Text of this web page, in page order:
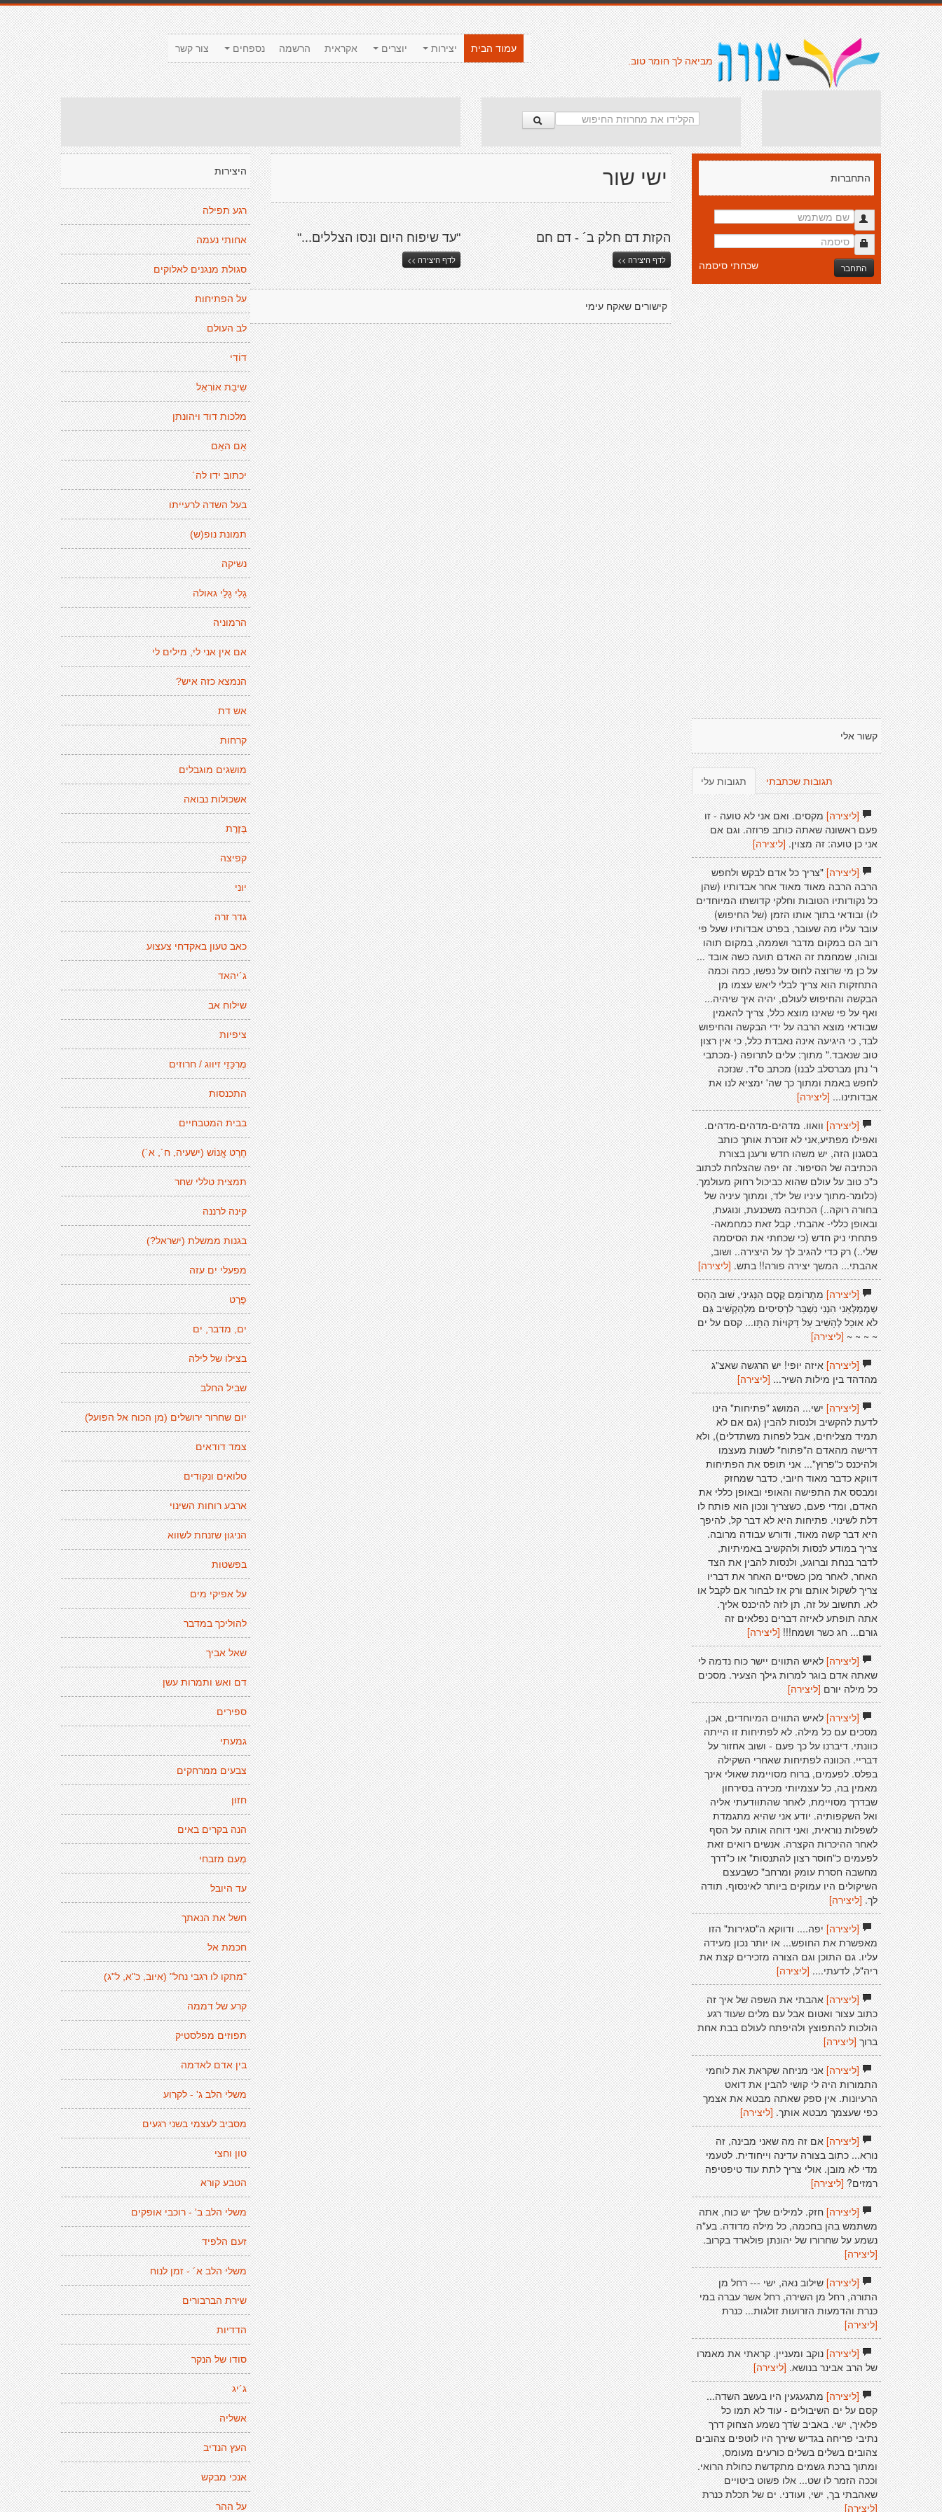
צור קשר נספחים הרשמה אקראית יוצרים יצירות
עמוד הבית
מביאה לך חומר טוב.
היצירות
רגע תפילה
אחותי נעמה
סגולת מנגנים לאלוקים
על הפתיחות
לב העולם
דוֹדִי
שִיבַת אוֹרְאֵל
מלכות דוד ויהונתן
אֵם האֵם
יכתוב ידו לה´
בעל השדה לרעייתו
תמונת נופ(ש)
נשיקה
גָלִי גָלֵי גאולה
הרמוניה
אם אין אני לי, מילים לי
הנמצא כזה איש?
אש דת
קרחות
מושגים מוגבלים
אשכולות נבואה
בְּזֶרֶת
קפיצה
יוני
גדר זרה
כאב טעון באקדחי צעצוע
ג´יהאד
שילוח אב
ציפיות
מֶרְכַּזֵי זיווג / חרוזים
התכנסות
בבית המטבחיים
חֶרֶט אֱנוֹש (ישעיה, ח´, א´)
תמצית טללי שחר
קינה לרננה
בגנות ממשלת (ישראל?)
מפעלי ים עזה
פֶּרֶט
ים, מדבר, ים
בצילו של לילה
שביל החלב
יום שחרור ירושלים (מן הכוח אל הפועל)
צמד דודאים
טלואים ונקודים
ארבע רוחות השינוי
הניגון שזנחת לשווא
בפשטות
על אפיקי מים
להוליכך במדבר
שאל אביך
דם ואש ותמרות עשן
ספירים
גמעתי
צבעים ממרחקים
חזון
הנה בקרים באים
מְעִם מזבחי
עד היובל
חשל את הנאתך
חכמת אל
"מתקו לו רגבי נחל" (איוב, כ"א, ל"ג)
קרע של דממה
תפוזים מפלסטיק
בין אדם לאדמה
משלי הלב ג' - לקרוע
מסביב לעצמי בשני רגעים
טון וחצי
הטבע קורא
משלי הלב ב' - רוכבי אופקים
זעם הלפיד
משלי הלב א´ - זמן לנוח
שירת הברבורים
הדדיות
סודו של הנקר
ג´יג
אשליה
העץ הנדיב
אנכי מבקש
על ההר
ישי שור
"עד שיפוח היום ונסו הצללים..."
לדף היצירה >>
הקזת דם חלק ב´ - דם חם
לדף היצירה >>
קישורים שאקח עימי
התחברות
התחבר שכחתי סיסמה
קשור אלי
תגובות עלי תגובות שכתבתי
[ליצירה]מקסים. ואם אני לא טועה - זו
פעם ראשונה שאתה כותב פרוזה. וגם אם
אני כן טועה: זה מצוין. [ליצירה]
[ליצירה]"צריך כל אדם לבקש ולחפש
הרבה הרבה מאוד מאוד אחר אבדותיו (שהן
כל נקודותיו הטובות וחלקי קדושתו המיוחדים
לו) ובודאי בתוך אותו הזמן (של החיפוש)
עובר עליו מה שעובר, בפרט אבדותיו שעל פי
רוב הם במקום מדבר ושממה, במקום תוהו
ובוהו, שמחמת זה האדם תועה כשה אובד ...
על כן מי שרוצה לחוס על נפשו, כמה וכמה
התחזקות הוא צריך לבלי ליאש עצמו מן
הבקשה והחיפוש לעולם, יהיה איך שיהיה...
ואף על פי שאינו מוצא כלל, צריך להאמין
שבודאי מוצא הרבה על ידי הבקשה והחיפוש
לבד, כי היגיעה אינה נאבדת כלל, כי אין רצון
טוב שנאבד." מתוך: עלים לתרופה (-מכתבי
ר' נתן מברסלב לבנו) מכתב ס"ד. שנזכה
לחפש באמת ומתוך כך שה' ימציא לנו את
אבדותינו...[ליצירה]
[ליצירה]וואוו. מדהים-מדהים-מדהים.
ואפילו מפתיע,אני לא זוכרת אותך כותב
בסגנון הזה, יש משהו חדש ורענן בצורת
הכתיבה של הסיפור. זה יפה שהצלחת לכתוב
כ"כ טוב על עולם שהוא כביכול רחוק מעולמך.
(כלומר-מתוך עיניו של ילד, ומתוך עיניה של
בחורה רוקה..) הכתיבה משכנעת, ונוגעת,
ובאופן כללי- אהבתי. קבל זאת כמחמאה-
פתחתי ניק חדש (כי שכחתי את הסיסמה
שלי..) רק כדי להגיב לך על היצירה.. ושוב,
אהבתי... המשך יצירה פורה!! בתש. [ליצירה]
[ליצירה]מִתְרוֹמֵם קֶסֶם הַנְּגִינִי, שׁוּב הַהַס
שְמְמַלְּאֵנִי הִנְנִי נִשְׁבַּר לִרְסִיסִים מִלְהַקְשִׁיב גַּם
לֹא אוּכַל לְהָשִׁיב עַל דַּקּוּיוֹת הַתָּו... קסם על ים
~ ~ ~ ~[ליצירה]
[ליצירה]איזה יופי! יש הרגשה שאצ"ג
מהדהד בין מילות השיר... [ליצירה]
[ליצירה]ישי... המושג "פתיחות" הינו
לדעת להקשיב ולנסות להבין (גם אם לא
תמיד מצליחים, אבל לפחות משתדלים), ולא
דרישה מהאדם ה"פתוח" לשנות מעצמו
ולהיכנס כ"פרוץ"... אני תופס את הפתיחות
דווקא כדבר מאוד חיובי, כדבר שמחזק
ומבסס את התפישה והאופי ובאופן כללי את
האדם, ומדי פעם, כשצריך ונכון הוא פותח לו
דלת לשינוי. פתיחות היא לא דבר קל, להיפך
היא דבר קשה מאוד, ודורש עבודה מרובה.
צריך במודע לנסות ולהקשיב באמיתיות,
לדבר בנחת וברוגע, ולנסות להבין את הצד
האחר, לאחר מכן כשסיים האחר את דבריו
צריך לשקול אותם ורק אז לבחור אם לקבל או
לא. תחשוב על זה, תן לזה להיכנס אליך.
אתה תופתע לאיזה דברים נפלאים זה
גורם... חג כשר ושמח!!![ליצירה]
[ליצירה]לאיש התווים יישר כוח נדמה לי
שאתה אדם בוגר למרות גילך הצעיר. מסכים
כל מילה יורם [ליצירה]
[ליצירה]לאיש התווים המיוחדים, אכן,
מסכים עם כל מילה. לא לפתיחות זו הייתה
כוונתי. דיברנו על כך פעם - ושוב אחזור על
דבריי. הכוונה לפתיחות שאחרי השקילה
בפלס. לפעמים, ברוח מסויימת שאולי אינך
מאמין בה, כל עצמיותי מכירה בסירחון
שבדרך מסויימת, לאחר שהתוודעתי אליה
ואל השקפותיה. יודע אני שהיא מתגמדת
לשפלות נוראית, ואני דוחה אותה על הסף
לאחר ההיכרות הקצרה. אנשים רואים זאת
לפעמים כ"חוסר רצון להתנסות" או כ"דרך
מחשבה חסרת עומק ומרחב" כשבעצם
השיקולים היו עמוקים ביותר לאינסוף. תודה
לך.[ליצירה]
[ליצירה]יפה.... ודווקא ה"סגירות" הזו
מאפשרת את החופש... או יותר נכון מעידה
עליו. גם התוכן וגם הצורה מזכירים קצת את
ריה"ל, לדעתי.... [ליצירה]
[ליצירה]אהבתי את השפה של איך זה
כתוב עצור ואטום אבל עם מלים שעוד רגע
הולכות להתפוצץ ולהיפתח לעולם בבת אחת
ברוך [ליצירה]
[ליצירה]אני מניחה שקראת את לוחמי
התמורות היה לי קושי להבין את דואט
הרעיונות. אין ספק שאתה מבטא את אצמך
כפי שעצמך מבטא אותך.[ליצירה]
[ליצירה]אם זה מה שאני מבינה, זה
נורא... כתוב בצורה עדינה וייחודית. לטעמי
מדי לא מובן. אולי צריך לתת עוד טיפטיפה
רמזים? [ליצירה]
[ליצירה]חזק. למילים שלך יש כוח, אתה
משתמש בהן בחכמה, כל מילה מדודה. בע"ה
נשמע על שחרורו של יהונתן פולארד בקרוב.
[ליצירה]
[ליצירה]שילוב נאה, ישי --- רחל מן
התורה, רחל מן השירה, רחל אשר עברה במי
כּנרת והדמעות הזרועות זולגות... כּנרת
[ליצירה]
[ליצירה]נוקב ומעניין. קראתי את מאמרו
של הרב אבינר בנושא. [ליצירה]
[ליצירה]מתגעגעין היו בעשב השדה...
קסם על ים השיבולים - עוד לא תמו כל
פלאיך, ישי. באביב שׂדך נשמע הצחוק דרך
נתיבי פריחה בגדיש שירך היו לוטפים צהובים
צהובים בשלים בשלים כורעים מעומס,
ומתוך ברכת גשמים מתקדשת כחולת הרואי.
וככה הזמר לו שט... אלו פשוט ביטויים
שאהבתי בך, ישי, ועודני. ים של תכלת כּנרת
[ליצירה]